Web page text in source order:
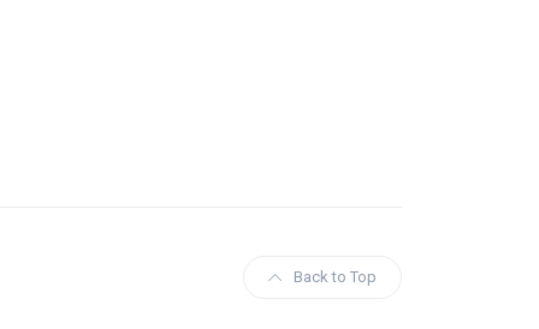
Back to Top